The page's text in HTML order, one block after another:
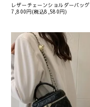
レザーチェーンショルダーバッグ
7,800円(税込8,580円)